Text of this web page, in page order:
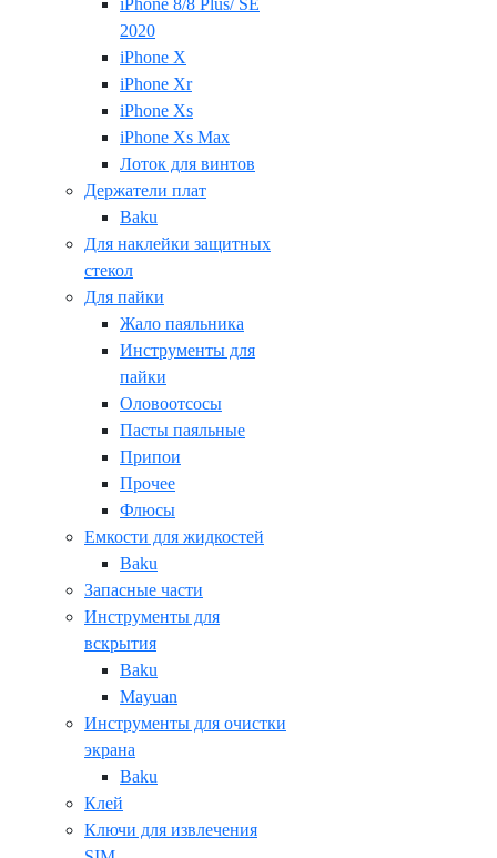
iPhone 8/8 Plus/ SE
2020
iPhone X
iPhone Xr
iPhone Xs
iPhone Xs Max
Лоток для винтов
Держатели плат
Baku
Для наклейки защитных
стекол
Для пайки
Жало паяльника
Инструменты для
пайки
Оловоотсосы
Пасты паяльные
Припои
Прочее
Флюсы
Емкости для жидкостей
Baku
Запасные части
Инструменты для
вскрытия
Baku
Mayuan
Инструменты для очистки
экрана
Baku
Клей
Ключи для извлечения